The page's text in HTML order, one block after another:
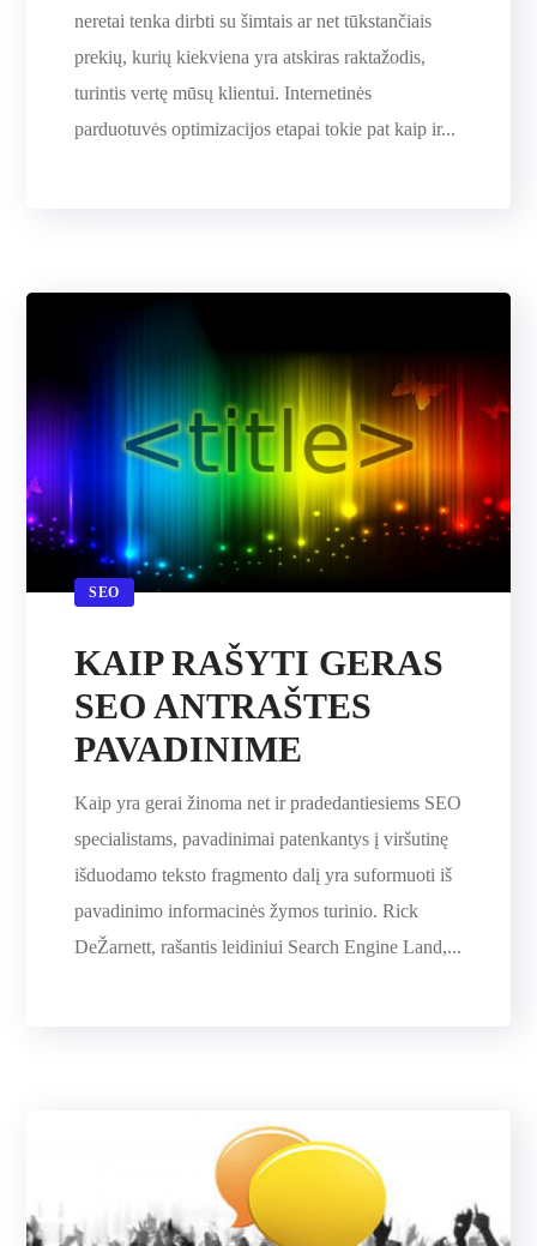
neretai tenka dirbti su šimtais ar net tūkstančiais
prekių, kurių kiekviena yra atskiras raktažodis,
turintis vertę mūsų klientui. Internetinės
parduotuvės optimizacijos etapai tokie pat kaip ir...
SEO
KAIP RAŠYTI GERAS
SEO ANTRAŠTES
PAVADINIME
Kaip yra gerai žinoma net ir pradedantiesiems SEO
specialistams, pavadinimai patenkantys į viršutinę
išduodamo teksto fragmento dalį yra suformuoti iš
pavadinimo informacinės žymos turinio. Rick
DeŽarnett, rašantis leidiniui Search Engine Land,...